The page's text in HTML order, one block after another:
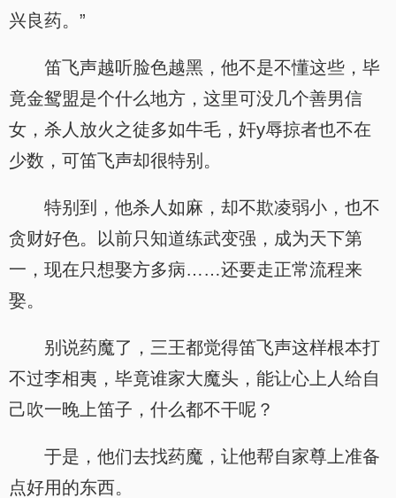
兴良药。”
笛飞声越听脸色越黑，他不是不懂这些，毕
竟金鸳盟是个什么地方，这里可没几个善男信
女，杀人放火之徒多如牛毛，奸y辱掠者也不在
少数，可笛飞声却很特别。
特别到，他杀人如麻，却不欺凌弱小，也不
贪财好色。以前只知道练武变强，成为天下第
一，现在只想娶方多病……还要走正常流程来
娶。
别说药魔了，三王都觉得笛飞声这样根本打
不过李相夷，毕竟谁家大魔头，能让心上人给自
己吹一晚上笛子，什么都不干呢？
于是，他们去找药魔，让他帮自家尊上准备
点好用的东西。